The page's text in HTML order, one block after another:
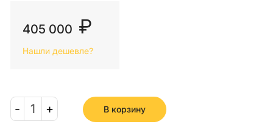
405 000 ₽
Нашли дешевле?
- 1 + В корзину